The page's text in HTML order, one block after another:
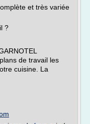
et très variée
?
de travail les
cuisine. La